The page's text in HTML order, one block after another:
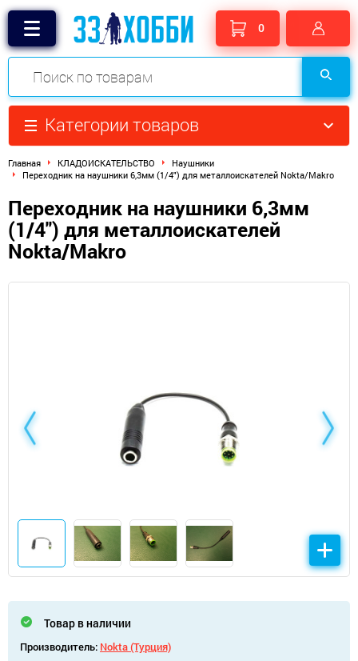
0
Категории товаров
Главная КЛАДОИСКАТЕЛЬСТВО
Наушники
Переходник на наушники 6,3мм (1/4") для металлоискателей Nokta/Makro
Переходник на наушники 6,3мм
(1/4") для металлоискателей
Nokta/Makro
Товар в наличии
Производитель: Nokta (Турция)